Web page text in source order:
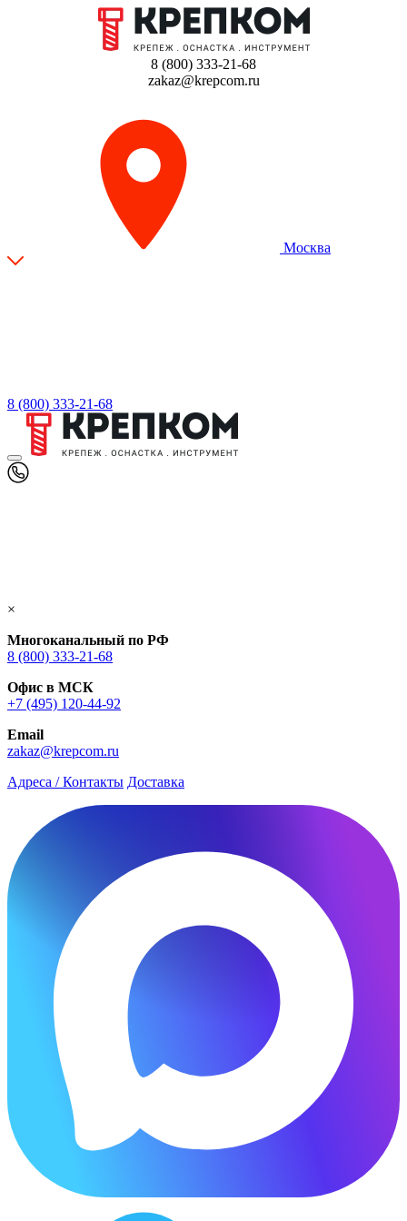
8 (800) 333-21-68
zakaz@krepcom.ru
Москва
8 (800) 333-21-68
×
Многоканальный по РФ
8 (800) 333‑21-68
Офис в МСК
+7 (495) 120-44-92
Email
zakaz@krepcom.ru
Адреса / Контакты Доставка